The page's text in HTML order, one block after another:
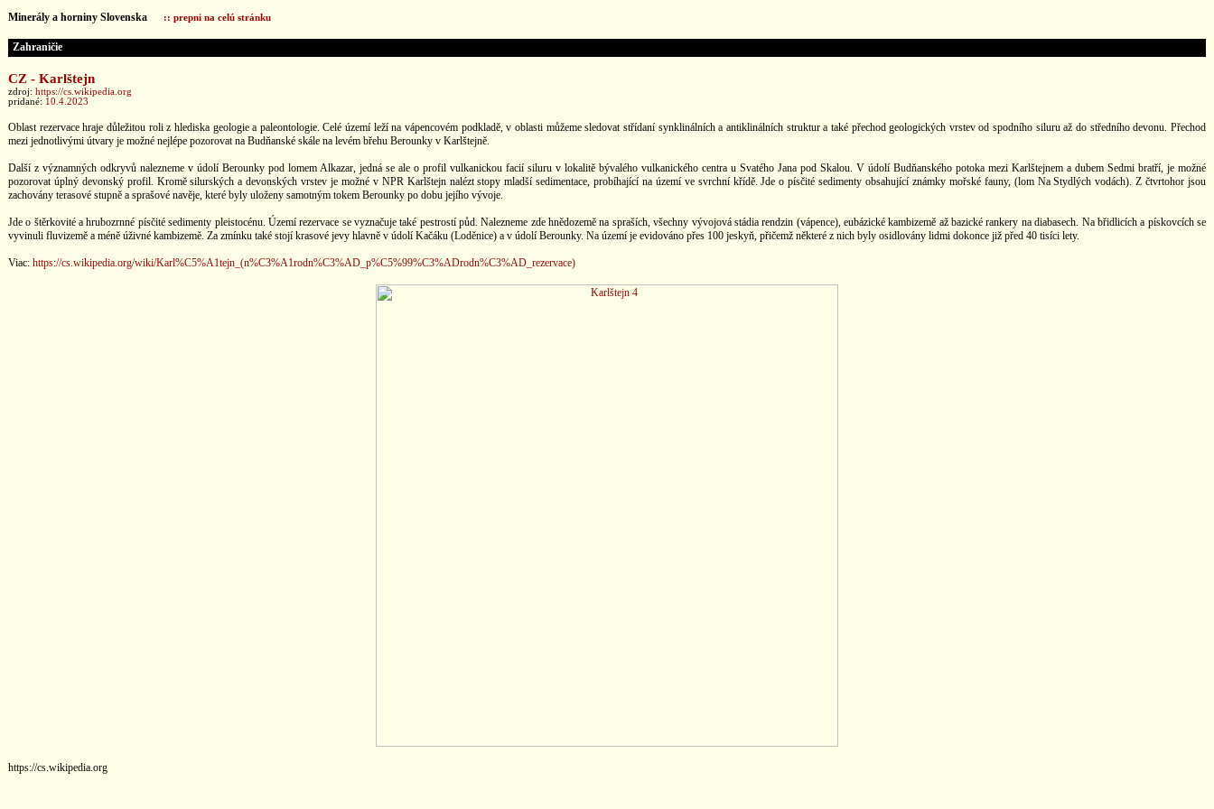
Minerály a horniny Slovenska :: prepni na celú stránku
Zahraničie
CZ - Karlštejn
zdroj: https://cs.wikipedia.org
pridané: 10.4.2023
Oblast rezervace hraje důležitou roli z hlediska geologie a paleontologie. Celé území leží na vápencovém podkladě, v oblasti můžeme sledovat střídaní synklinálních a antiklinálních struktur a také přechod geologických vrstev od spodního siluru až do středního devonu. Přechod
mezi jednotlivými útvary je možné nejlépe pozorovat na Budňanské skále na levém břehu Berounky v Karlštejně.
Další z významných odkryvů nalezneme v údolí Berounky pod lomem Alkazar, jedná se ale o profil vulkanickou facií siluru v lokalitě bývalého vulkanického centra u Svatého Jana pod Skalou. V údolí Budňanského potoka mezi Karlštejnem a dubem Sedmi bratří, je možné
pozorovat úplný devonský profil. Kromě silurských a devonských vrstev je možné v NPR Karlštejn nalézt stopy mladší sedimentace, probíhající na území ve svrchní křídě. Jde o písčité sedimenty obsahující známky mořské fauny, (lom Na Stydlých vodách). Z čtvrtohor jsou
zachovány terasové stupně a sprašové navěje, které byly uloženy samotným tokem Berounky po dobu jejího vývoje.
Jde o štěrkovité a hrubozrnné písčité sedimenty pleistocénu. Území rezervace se vyznačuje také pestrostí půd. Nalezneme zde hnědozemě na spraších, všechny vývojová stádia rendzin (vápence), eubázické kambizemě až bazické rankery na diabasech. Na břidlicích a pískovcích se
vyvinuli fluvizemě a méně úživné kambizemě. Za zmínku také stojí krasové jevy hlavně v údolí Kačáku (Loděnice) a v údolí Berounky. Na území je evidováno přes 100 jeskyň, přičemž některé z nich byly osidlovány lidmi dokonce již před 40 tisíci lety.
Viac: https://cs.wikipedia.org/wiki/Karl%C5%A1tejn_(n%C3%A1rodn%C3%AD_p%C5%99%C3%ADrodn%C3%AD_rezervace)
https://cs.wikipedia.org